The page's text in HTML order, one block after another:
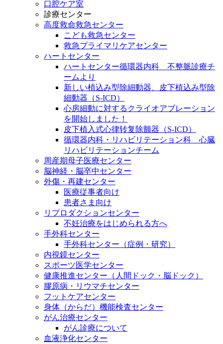
口腔ケア室
診療センター
高度救命救急センター
こども救急センター
救急プライマリケアセンター
ハートセンター
ハートセンター循環器内科 不整脈診療チ
ームより
新しい植込み型除細動器、皮下植込み型除
細動器（S-ICD）
心房細動に対するクライオアブレーション
を開始しました！
皮下植入式心律转复除颤器（S-ICD）
循環器内科・リハビリテーション科 心臓
リハビリテーションチーム
周産期母子医療センター
脳神経・脳卒中センター
外傷・再建センター
医療従事者向け
患者さま向け
リプロダクションセンター
不妊治療をはじめられる方へ
手外科センター
手外科センター（症例・研究）
内視鏡センター
スポーツ医学センター
健康推進センター（人間ドック・脳ドック）
膠原病・リウマチセンター
フットケアセンター
身体（からだ）機能検査センター
がん治療センター
がん診療について
血液浄化センター